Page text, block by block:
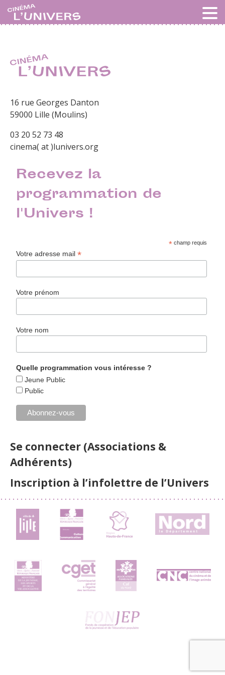
16 rue Georges Danton
59000 Lille (Moulins)
03 20 52 73 48
cinema( at )lunivers.org
Recevez la
programmation de
l'Univers !
* champ requis
Votre adresse mail*
Votre prénom
Votre nom
Quelle programmation vous intéresse ?
Jeune Public
Public
Se connecter (Associations &
Adhérents)
Inscription à l’infolettre de l’Univers